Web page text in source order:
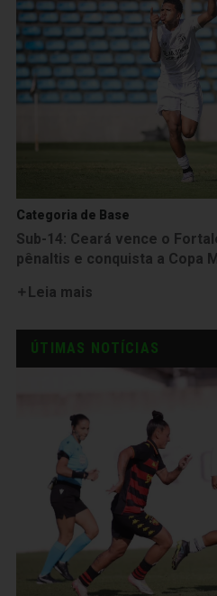
Categoria de Base
Sub-14: Ceará vence o
pênaltis e conquista a Copa
Leia mais
ÚTIMAS NOTÍCIAS